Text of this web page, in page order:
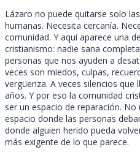
Lázaro no puede quitarse solo
humanas. Necesita cercanía.
comunidad. Y aquí aparece una
cristianismo: nadie sana
personas que nos ayuden a
veces son miedos, culpas,
vergüenza. A veces silencios
años. Y por eso la comunidad
ser un espacio de reparación.
espacio donde las personas
donde alguien herido pueda
más exigente de lo que parece.